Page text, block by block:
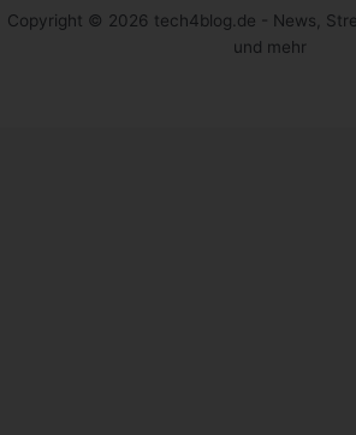
Copyright © 2026 tech4blog.de - News,
und mehr